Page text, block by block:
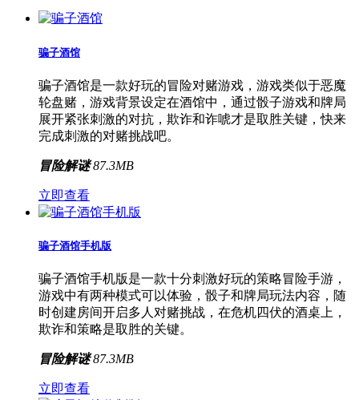
骗子酒馆
骗子酒馆是一款好玩的冒险对赌游戏，游戏类似于恶魔
轮盘赌，游戏背景设定在酒馆中，通过骰子游戏和牌局
展开紧张刺激的对抗，欺诈和诈唬才是取胜关键，快来
完成刺激的对赌挑战吧。
冒险解谜 87.3MB
立即查看
骗子酒馆手机版
骗子酒馆手机版是一款十分刺激好玩的策略冒险手游，
游戏中有两种模式可以体验，骰子和牌局玩法内容，随
时创建房间开启多人对赌挑战，在危机四伏的酒桌上，
欺诈和策略是取胜的关键。
冒险解谜 87.3MB
立即查看